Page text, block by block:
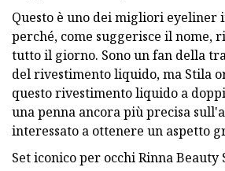
Questo è uno dei migliori eyeliner
perché, come suggerisce il nome,
tutto il giorno. Sono un fan della
del rivestimento liquido, ma Stila
questo rivestimento liquido a
una penna ancora più precisa
interessato a ottenere un aspetto
Set iconico per occhi Rinna Beauty